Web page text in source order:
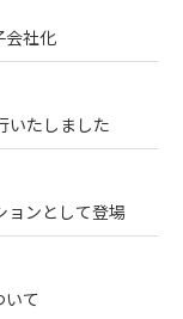
会社化
いたしました
ョンとして登場
て